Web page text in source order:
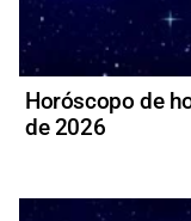
Horóscopo de
de 2026